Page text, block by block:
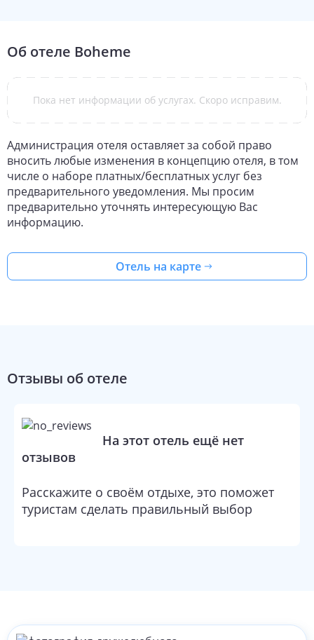
Об отеле Boheme
Пока нет информации об услугах. Скоро исправим.
Администрация отеля оставляет за собой право
вносить любые изменения в концепцию отеля, в том
числе о наборе платных/бесплатных услуг без
предварительного уведомления. Мы просим
предварительно уточнять интересующую Вас
информацию.
Отель на карте
Отзывы об отеле
На этот отель ещё нет
отзывов
Расскажите о своём отдыхе, это поможет
туристам сделать правильный выбор